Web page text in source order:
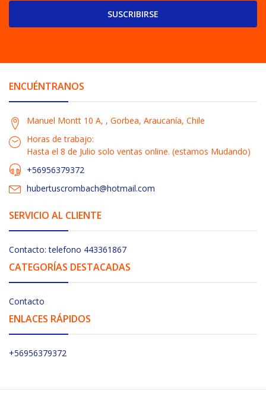
SUSCRIBIRSE
ENCUÉNTRANOS
Manuel Montt 10 A, , Gorbea, Araucanía, Chile
Horas de trabajo:
Hasta el 8 de Julio solo ventas online. (estamos Mudando)
+56956379372
hubertuscrombach@hotmail.com
SERVICIO AL CLIENTE
Contacto: telefono 443361867
CATEGORÍAS DESTACADAS
Contacto
ENLACES RÁPIDOS
+56956379372